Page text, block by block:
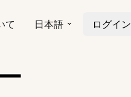
て 日本語 ログイン